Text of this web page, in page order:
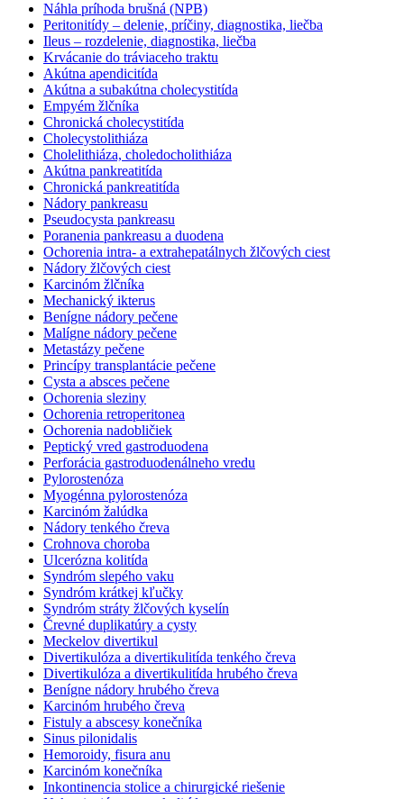
Náhla príhoda brušná (NPB)
Peritonitídy – delenie, príčiny, diagnostika, liečba
Ileus – rozdelenie, diagnostika, liečba
Krvácanie do tráviaceho traktu
Akútna apendicitída
Akútna a subakútna cholecystitída
Empyém žlčníka
Chronická cholecystitída
Cholecystolithiáza
Cholelithiáza, choledocholithiáza
Akútna pankreatitída
Chronická pankreatitída
Nádory pankreasu
Pseudocysta pankreasu
Poranenia pankreasu a duodena
Ochorenia intra- a extrahepatálnych žlčových ciest
Nádory žlčových ciest
Karcinóm žlčníka
Mechanický ikterus
Benígne nádory pečene
Malígne nádory pečene
Metastázy pečene
Princípy transplantácie pečene
Cysta a absces pečene
Ochorenia sleziny
Ochorenia retroperitonea
Ochorenia nadobličiek
Peptický vred gastroduodena
Perforácia gastroduodenálneho vredu
Pylorostenóza
Myogénna pylorostenóza
Karcinóm žalúdka
Nádory tenkého čreva
Crohnova choroba
Ulcerózna kolitída
Syndróm slepého vaku
Syndróm krátkej kľučky
Syndróm stráty žlčových kyselín
Črevné duplikatúry a cysty
Meckelov divertikul
Divertikulóza a divertikulitída tenkého čreva
Divertikulóza a divertikulitída hrubého čreva
Benígne nádory hrubého čreva
Karcinóm hrubého čreva
Fistuly a abscesy konečníka
Sinus pilonidalis
Hemoroidy, fisura anu
Karcinóm konečníka
Inkontinencia stolice a chirurgické riešenie